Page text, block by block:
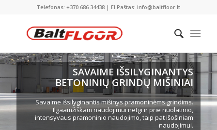
Telefonas: +370 686 34438 | El.Paštas: info@baltfloor.lt
SAVAIME IŠSILYGINANTYS
BETONINIŲ GRINDŲ MIŠINIAI
Savaime išsilyginantis mišinys pramoninėms grindims.
Ilgaamžiškam naudojimui netgi ir prie nuolatinio,
intensyvaus pramoninio naudojimo, taip pat išošiniam
naudojimui.